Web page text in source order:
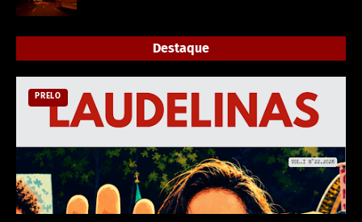
Destaque
PRELO